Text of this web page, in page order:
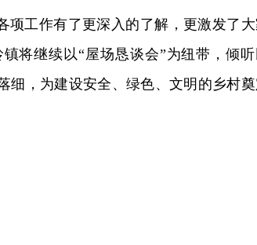
项工作有了更深入的了解，更激发了
将继续以“屋场恳谈会”为纽带，倾
细，为建设安全、绿色、文明的乡村